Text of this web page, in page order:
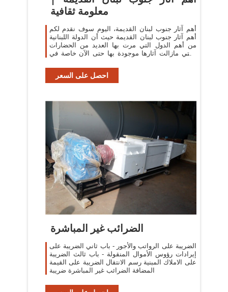
معلومة ثقافية
أهم آثار جنوب لبنان القديمة، اليوم سوف نقدم لكم
أهم آثار جنوب لبنان القديمة حيث أن الدولة اللبنانية
من أهم الدول التي مرت بها العديد من الحضارات
والتي مازالت آثارها موجودة بها حتى الآن خاصة في
احصل على السعر
الضرائب غير المباشرة
الضريبة على الرواتب والأجور - باب ثاني الضريبة على
إيرادات رؤوس الأموال المنقولة - باب ثالث الضريبة
على الاملاك المبنية رسم الانتقال الضريبة على القيمة
المضافة الضرائب غير المباشرة ضريبة